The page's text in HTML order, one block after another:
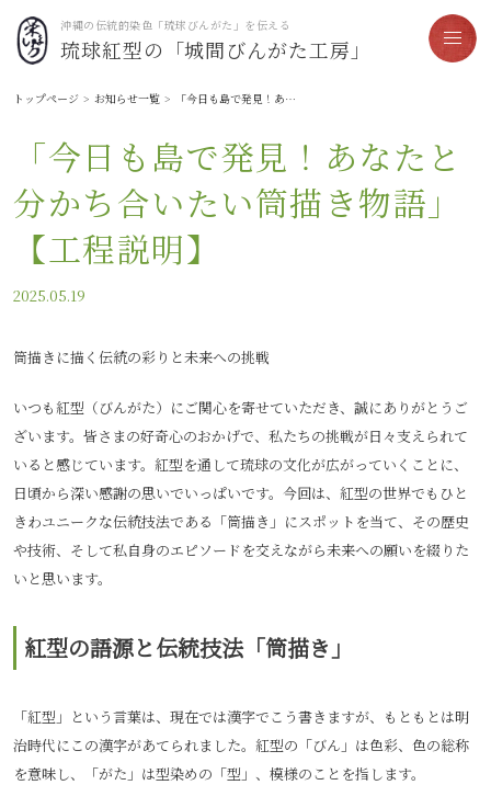
沖縄の伝統的染色「琉球びんがた」を伝える
琉球紅型の「城間びんがた工房」
トップページ お知らせ一覧 「今日も島で発見！あなたと分かち合いたい筒描き物語」【工程説明】
「今日も島で発見！あなたと
分かち合いたい筒描き物語」
【工程説明】
2025.05.19
筒描きに描く伝統の彩りと未来への挑戦
いつも紅型（びんがた）にご関心を寄せていただき、誠にありがとうご
ざいます。皆さまの好奇心のおかげで、私たちの挑戦が日々支えられて
いると感じています。紅型を通して琉球の文化が広がっていくことに、
日頃から深い感謝の思いでいっぱいです。今回は、紅型の世界でもひと
きわユニークな伝統技法である「筒描き」にスポットを当て、その歴史
や技術、そして私自身のエピソードを交えながら未来への願いを綴りた
いと思います。
紅型の語源と伝統技法「筒描き」
「紅型」という言葉は、現在では漢字でこう書きますが、もともとは明
治時代にこの漢字があてられました。紅型の「びん」は色彩、色の総称
を意味し、「がた」は型染めの「型」、模様のことを指します。